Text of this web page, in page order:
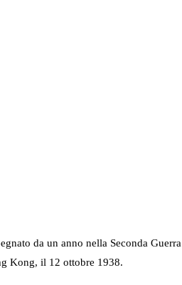
da un anno nella Seconda
Kong, il 12 ottobre 1938.